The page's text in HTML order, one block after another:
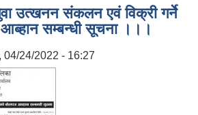
उत्खनन संकलन एवं विक्री गर्ने
आब्हान सम्बन्धी सूचना ।।।
04/24/2022 - 16:27